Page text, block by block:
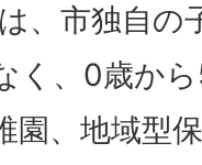
、市独自の
く、0歳か
園、地域型